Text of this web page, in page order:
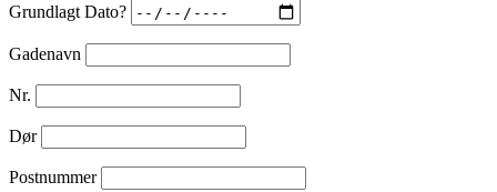
Grundlagt Dato?
Gadenavn
Nr.
Dør
Postnummer